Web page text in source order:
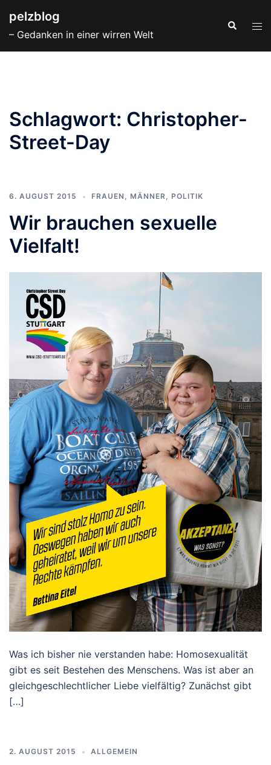
Inhalt
springen
pelzblog
– Gedanken in einer wirren Welt
Suche
Schlagwort: Christopher-
Street-Day
6. AUGUST 2015 FRAUEN , MÄNNER, POLITIK
Wir brauchen sexuelle
Vielfalt!
Was ich bisher nie verstanden habe: Homosexualität
gibt es seit Bestehen des Menschens. Was ist aber an
gleichgeschlechtlicher Liebe vielfältig? Zunächst gibt
[…]
2. AUGUST 2015 ALLGEMEIN